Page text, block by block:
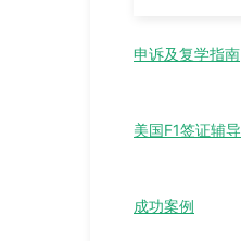
申诉及复学指南
美国F1签证辅导
成功案例